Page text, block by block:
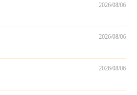
2026/08/06
2026/08/06
2026/08/06